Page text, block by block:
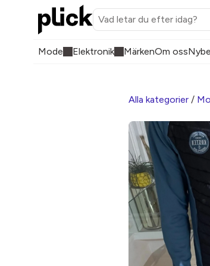
Mode Elektronik MärkenOm oss
Alla kategorier /